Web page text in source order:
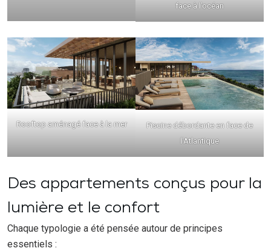
face à l’océan
Rooftop aménagé face à la mer
Piscine débordante en face de
l’Atlantique
Des appartements conçus pour la
lumière et le confort
Chaque typologie a été pensée autour de principes
essentiels :